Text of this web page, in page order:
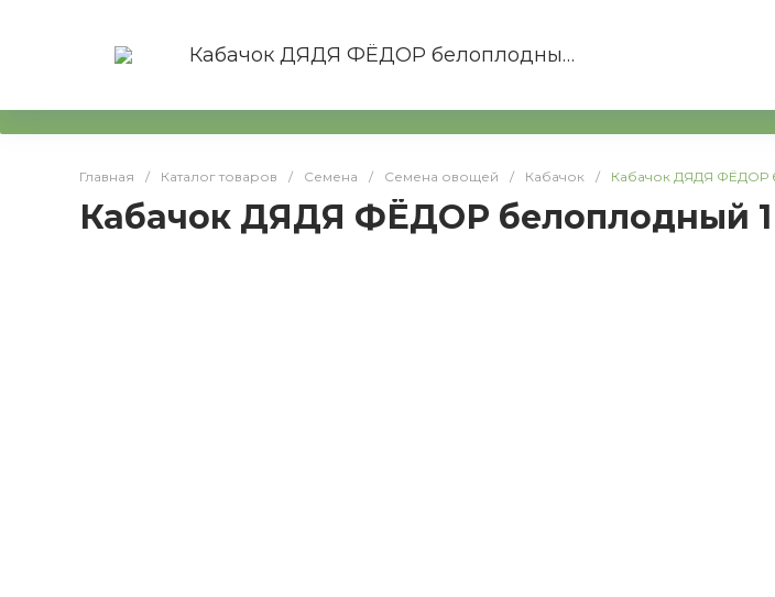
Главная / Каталог товаров / Семена / Семена овощей / Кабачок / Кабачок ДЯДЯ ФЁДОР
Кабачок ДЯДЯ ФЁДОР белоплодный 1
Кабачок ДЯДЯ ФЁДОР белоплодный 1 гр.